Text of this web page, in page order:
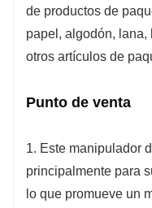
de productos de
papel, algodón,
otros artículos de
Punto de venta
1. Este manipulador
principalmente para
lo que promueve un